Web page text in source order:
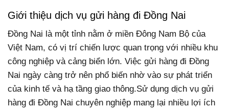
Giới thiệu dịch vụ gửi hàng đi Đồng Nai
Đồng Nai là một tỉnh nằm ở miền Đông Nam Bộ của
Việt Nam, có vị trí chiến lược quan trọng với nhiều khu
công nghiệp và cảng biển lớn. Việc gửi hàng đi Đồng
Nai ngày càng trở nên phổ biến nhờ vào sự phát triển
của kinh tế và hạ tầng giao thông.Sử dụng dịch vụ gửi
hàng đi Đồng Nai chuyên nghiệp mang lại nhiều lợi ích